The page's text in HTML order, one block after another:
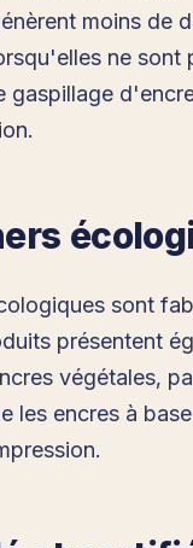
moins de
ne
gaspillage
sont
présentent
végétales,
les encres à